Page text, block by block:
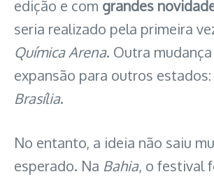
edição e com grandes
seria realizado pela primeira
Química Arena. Outra
expansão para outros estados:
Brasília.
No entanto, a ideia não saiu
esperado. Na Bahia, o festival